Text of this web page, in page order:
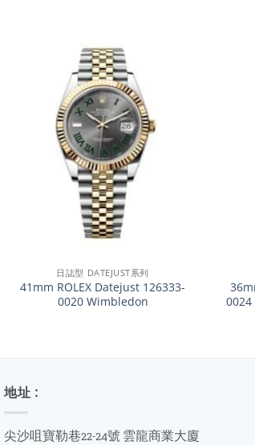
日誌型 DATEJUST系列
41mm ROLEX Datejust 126333-
0020 Wimbledon
地址 :
尖沙咀寶勒巷22-24號 雲龍商業大廈